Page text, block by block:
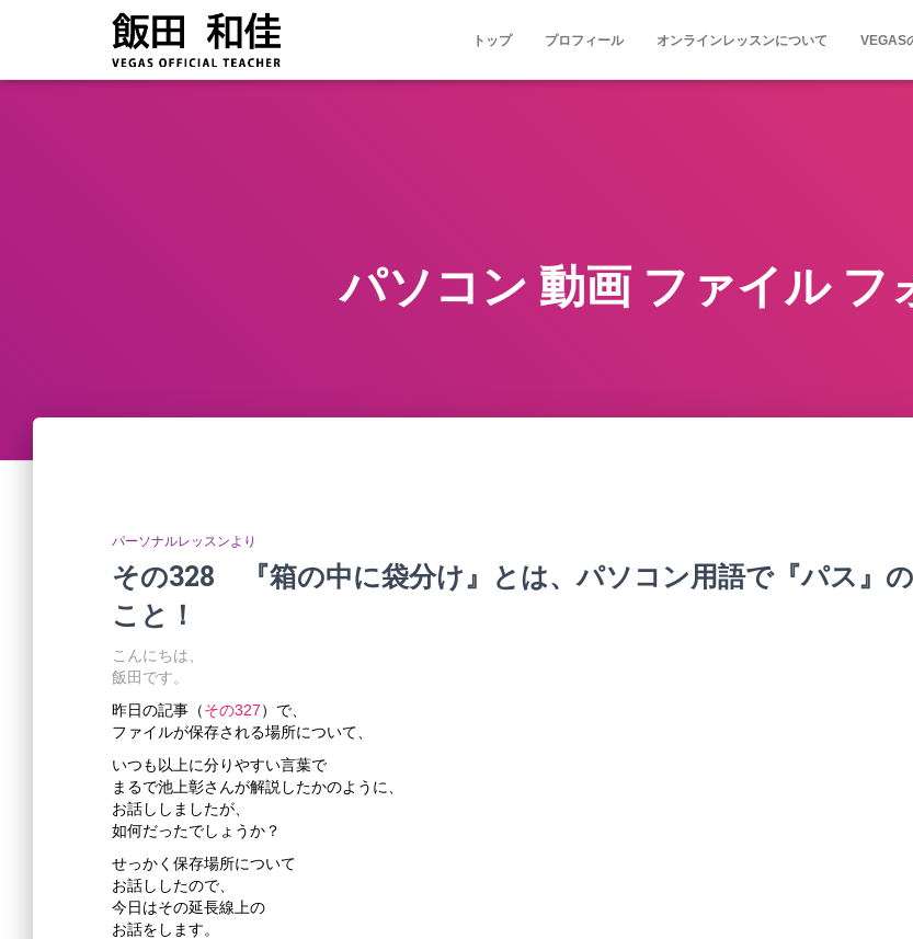
トップ プロフィール オンラインレッスンについて VEGAS
パソコン 動画 ファイル フ
パーソナルレッスンより
その328 『箱の中に袋分け』とは、パソコン用語で『パス』の
こと！
こんにちは、
飯田です。
昨日の記事（その327）で、
ファイルが保存される場所について、
いつも以上に分りやすい言葉で
まるで池上彰さんが解説したかのように、
お話ししましたが、
如何だったでしょうか？
せっかく保存場所について
お話ししたので、
今日はその延長線上の
お話をします。